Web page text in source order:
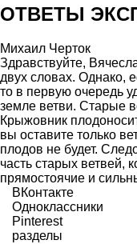
ОТВЕТЫ
Михаил Черток
Здравствуйте,
двух словах. Однако,
то в первую очередь
земле ветви. Старые
Крыжовник
вы оставите только
плодов не будет.
часть старых ветвей,
прямостоячие и
ВКонтакте
Одноклассники
Pinterest
разделы